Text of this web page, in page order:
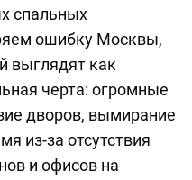
спальных
ошибку Москвы,
выглядят как
черта: огромные
дворов, вымирание
из-за отсутствия
и офисов на